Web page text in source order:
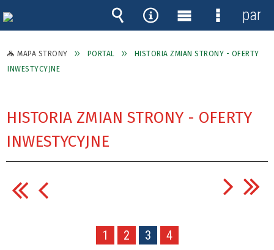
MAPA STRONY PORTAL
HISTORIA ZMIAN STRONY - OFERTY
INWESTYCYJNE
HISTORIA ZMIAN STRONY - OFERTY
INWESTYCYJNE
1 2 3 4
Wyszukiwarka
Narzędzia
Menu
główne
Menu
panel